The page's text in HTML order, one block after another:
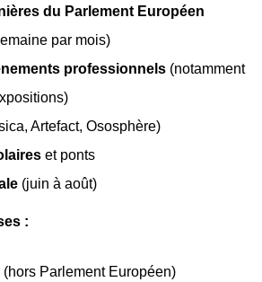
du Parlement Européen
par mois)
professionnels (notamment
Artefact, Ososphère)
et ponts
(juin à août)
:
Parlement Européen)